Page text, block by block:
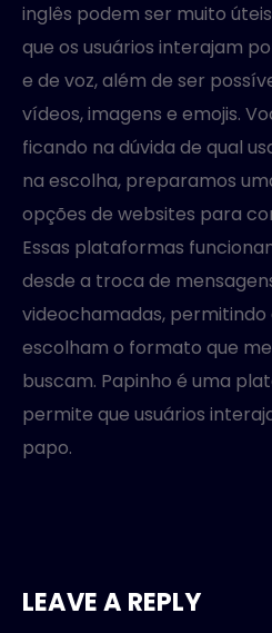
inglês podem ser muito
que os usuários interajam
e de voz, além de ser
vídeos, imagens e emojis.
ficando na dúvida de qual
na escolha, preparamos
opções de websites para
Essas plataformas
desde a troca de
videochamadas, permitindo
escolham o formato que
buscam. Papinho é uma
permite que usuários
papo.
LEAVE A REPLY